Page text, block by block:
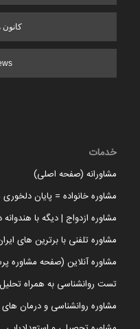
کانون
خدمات
مشاورانه (صفحه اصلی)
مشاوره خانواده = پایان
مشاوره ازدواج | دیگه با
مشاوره تلفنی با برترین های
مشاوره آنلاین (صفحه
تست روانشناسی به همراه تحلیل
مشاوره روانشناسی و درمان